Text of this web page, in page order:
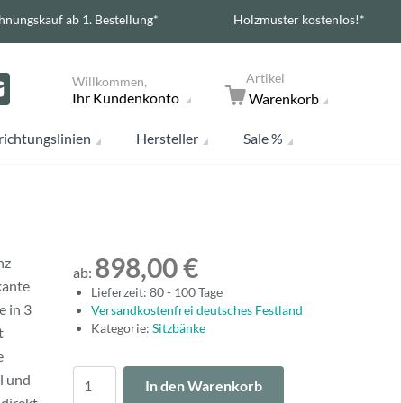
ab 1. Bestellung* Holzmuster kostenlos!*
Willkommen,
Ihr Kundenkonto
Artikel
Warenkorb
Hersteller Sale %
in 3
und
ab: 898,00 €
Lieferzeit: 80 - 100 Tage
Versandkostenfrei deutsches Festland
Kategorie: Sitzbänke
In den Warenkorb